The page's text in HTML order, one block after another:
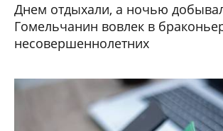
Днем отдыхали, а ночью
Гомельчанин вовлек в
несовершеннолетних